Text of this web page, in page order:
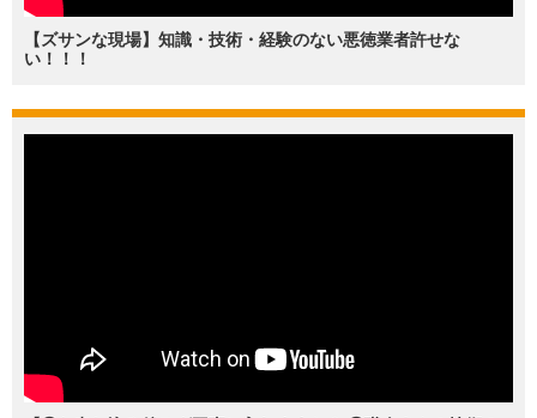
【ズサンな現場】知識・技術・経験のない悪徳業者許せな
い！！！